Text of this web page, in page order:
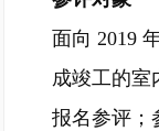
面向 2019
成竣工的室
报名参评；